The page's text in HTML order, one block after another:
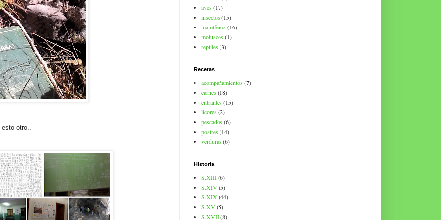
esto otro..
aves(17)
insectos(15)
mamíferos(16)
moluscos(1)
reptiles(3)
Recetas
acompañamientos(7)
carnes(18)
entrantes(15)
licores(2)
pescados(6)
postres(14)
verduras(6)
Historia
S.XIII(6)
S.XIV(5)
S.XIX (44)
S.XV(5)
S.XVII(8)